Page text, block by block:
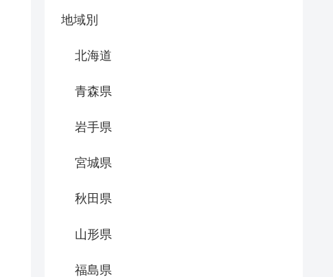
地域別
北海道
青森県
岩手県
宮城県
秋田県
山形県
福島県